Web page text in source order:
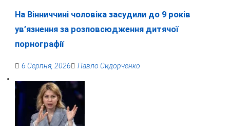
На Вінниччині чоловіка засудили до 9 років
ув’язнення за розповсюдження дитячої
порнографії
6 Серпня, 2026 Павло Сидорченко